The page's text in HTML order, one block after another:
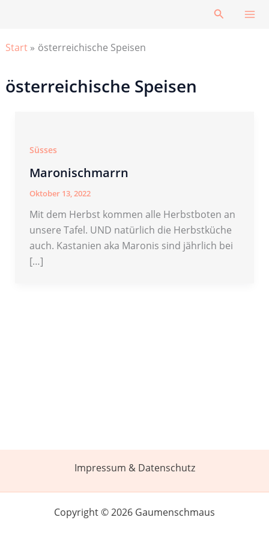
Suchen
Start österreichische Speisen
österreichische Speisen
Süsses
Maronischmarrn
Oktober 13, 2022
Mit dem Herbst kommen alle Herbstboten an
unsere Tafel. UND natürlich die Herbstküche
auch. Kastanien aka Maronis sind jährlich bei
[…]
Impressum & Datenschutz
Copyright © 2026 Gaumenschmaus